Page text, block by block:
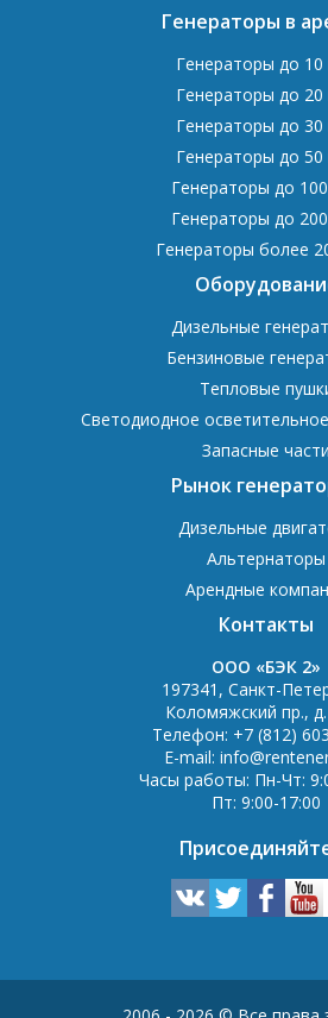
Генераторы в
Генераторы до 10
Генераторы до 20
Генераторы до 30
Генераторы до 50
Генераторы до
Генераторы до
Генераторы более
Дизельные
Бензиновые
Тепловые
Светодиодное
Запасные части
Рынок
Дизельные
Альтернаторы
Арендные
Контакты
OOO «БЭК 2»
197341 , Санкт-
Коломяжский пр.,
Телефон: +7 (812)
E-mail:
Часы работы: Пн-Чт:
Пт: 9:00-17:00